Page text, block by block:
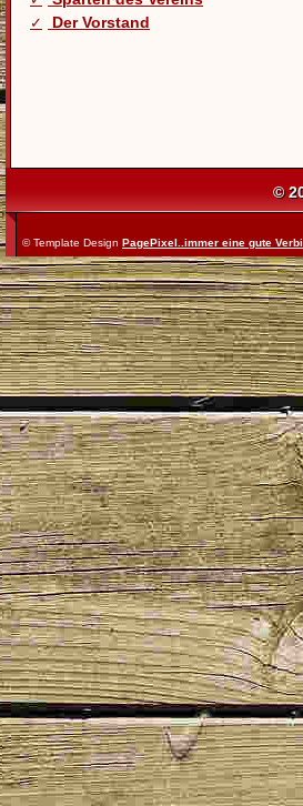
Der Vorstand
©
© Template Design PagePixel..immer eine gute